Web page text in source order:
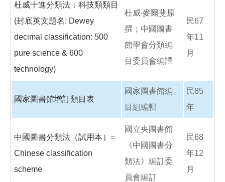
杜威十進分類法：科技類類目
(封底英文題名: Dewey
decimal classification: 500
pure science & 600
technology)
杜威‧麥爾斐原
撰；中國圖書
館學會分類編
目委員會編譯
民67
年11
月
國家圖書館增訂類目表
國家圖書館編
目組編輯
民85
年
中國圖書分類法（試用本）=
Chinese classification
scheme
國立央圖書館
《中國圖書分
類法》編訂委
員會編訂
民68
年12
月